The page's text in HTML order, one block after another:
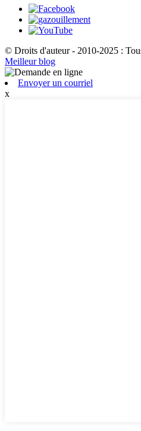
© Droits d'auteur - 2010-2025 :
Meilleur blog
Envoyer un courriel
x